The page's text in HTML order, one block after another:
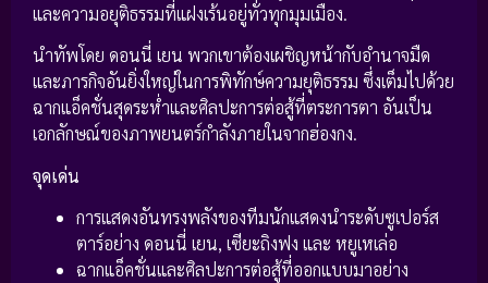
และความอยุติธรรมที่แฝงเร้นอยู่ทั่วทุกมุมเมือง.
นำทัพโดย ดอนนี่ เยน พวกเขาต้องเผชิญหน้ากับอำนาจมืด
และภารกิจอันยิ่งใหญ่ในการพิทักษ์ความยุติธรรม ซึ่งเต็มไปด้วย
ฉากแอ็คชั่นสุดระห่ำและศิลปะการต่อสู้ที่ตระการตา อันเป็น
เอกลักษณ์ของภาพยนตร์กำลังภายในจากฮ่องกง.
จุดเด่น
การแสดงอันทรงพลังของทีมนักแสดงนำระดับซูเปอร์ส
ตาร์อย่าง ดอนนี่ เยน, เซียะถิงฟง และ หยูเหเล่อ
ฉากแอ็คชั่นและศิลปะการต่อสู้ที่ออกแบบมาอย่าง